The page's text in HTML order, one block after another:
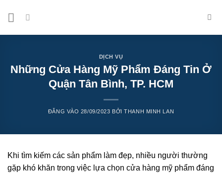
DỊCH VỤ
Những Cửa Hàng Mỹ Phẩm Đáng Tin Ở
Quận Tân Bình, TP. HCM
ĐĂNG VÀO 28/09/2023 BỞITHANH MINH LAN
Khi tìm kiếm các sản phẩm làm đẹp, nhiều người thường
gặp khó khăn trong việc lựa chọn cửa hàng mỹ phẩm đáng